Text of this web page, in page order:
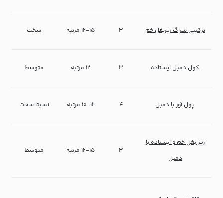
ترکیبی شراگ زیربغل خم ۳ ۱۲-۱۵ مرتبه سخت
کول دمبل ایستاده ۳ ۱۲ مرتبه متوسط
پول آور با دمبل ۴ ۱۰-۱۲ مرتبه نسبتا سخت
زیر بغل خم و ایستاده با
دمبل
۳ ۱۲-۱۵ مرتبه متوسط